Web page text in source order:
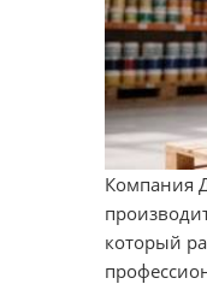
Компания
который